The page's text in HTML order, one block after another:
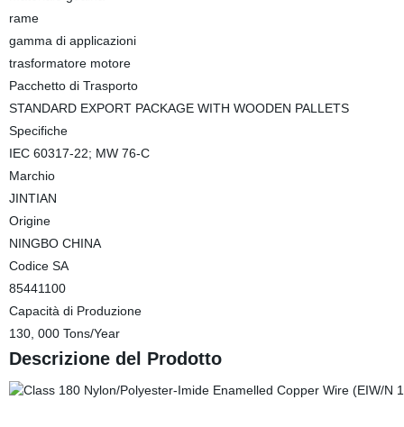
rame
gamma di applicazioni
trasformatore motore
Pacchetto di Trasporto
STANDARD EXPORT PACKAGE WITH WOODEN PALLETS
Specifiche
IEC 60317-22; MW 76-C
Marchio
JINTIAN
Origine
NINGBO CHINA
Codice SA
85441100
Capacità di Produzione
130, 000 Tons/Year
Descrizione del Prodotto